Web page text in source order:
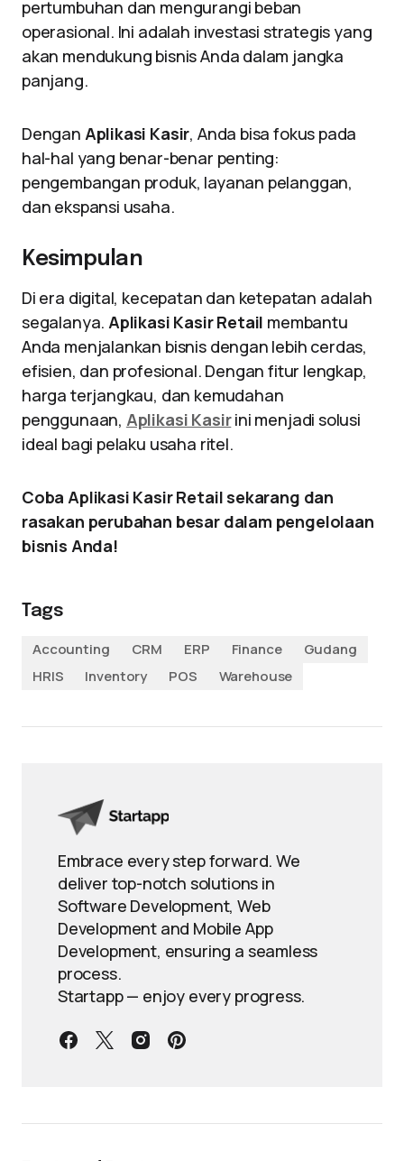
pertumbuhan dan mengurangi beban
operasional. Ini adalah investasi strategis yang
akan mendukung bisnis Anda dalam jangka
panjang.
Dengan Aplikasi Kasir, Anda bisa fokus pada
hal-hal yang benar-benar penting:
pengembangan produk, layanan pelanggan,
dan ekspansi usaha.
Kesimpulan
Di era digital, kecepatan dan ketepatan adalah
segalanya.Aplikasi Kasir Retail membantu
Anda menjalankan bisnis dengan lebih cerdas,
efisien, dan profesional. Dengan fitur lengkap,
harga terjangkau, dan kemudahan
penggunaan, Aplikasi Kasirini menjadi solusi
ideal bagi pelaku usaha ritel.
Coba Aplikasi Kasir Retail sekarang dan
rasakan perubahan besar dalam pengelolaan
bisnis Anda!
Tags
Accounting
CRM ERP Finance
Gudang
HRIS
Inventory POS Warehouse
Embrace every step forward. We
deliver top-notch solutions in
Software Development, Web
Development and Mobile App
Development, ensuring a seamless
process.
Startapp — enjoy every progress.